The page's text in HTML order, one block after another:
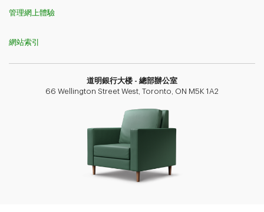
管理網上體驗
網站索引
道明銀行​​​​​​​大楼 - 總部辦公室
66 Wellington Street West, Toronto, ON M5K 1A2